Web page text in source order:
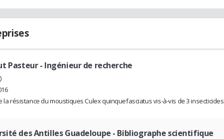
Pasteur- Ingénieur de recherche
la résistance du moustiques Culex quinquefasciatus vis-à-vis de 3 insecticides
des Antilles Guadeloupe - Bibliographe scientifique